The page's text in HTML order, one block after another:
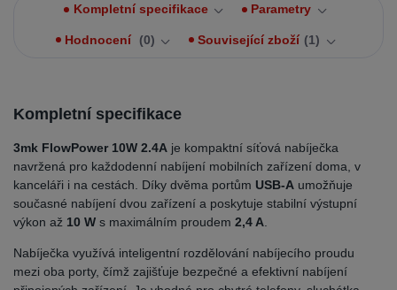
Kompletní specifikace Parametry
Hodnocení 0 Související zboží 1
Kompletní specifikace
3mk FlowPower 10W 2.4A je kompaktní síťová nabíječka
navržená pro každodenní nabíjení mobilních zařízení doma, v
kanceláři i na cestách. Díky dvěma portům USB-A umožňuje
současné nabíjení dvou zařízení a poskytuje stabilní výstupní
výkon až 10 W s maximálním proudem 2,4 A
Nabíječka využívá inteligentní rozdělování nabíjecího proudu
mezi oba porty, čímž zajišťuje bezpečné a efektivní nabíjení